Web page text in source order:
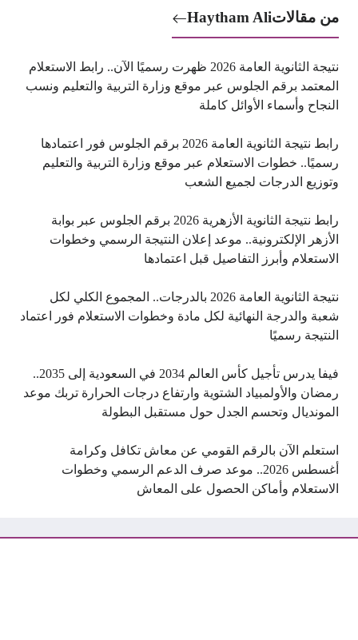
من مقالاتHaytham Ali
نتيجة الثانوية العامة 2026 ظهرت رسميًا الآن.. رابط الاستعلام
المعتمد برقم الجلوس عبر موقع وزارة التربية والتعليم ونسب
النجاح وأسماء الأوائل كاملة
رابط نتيجة الثانوية العامة 2026 برقم الجلوس فور اعتمادها
رسميًا.. خطوات الاستعلام عبر موقع وزارة التربية والتعليم
وتوزيع الدرجات لجميع الشعب
رابط نتيجة الثانوية الأزهرية 2026 برقم الجلوس عبر بوابة
الأزهر الإلكترونية.. موعد إعلان النتيجة الرسمي وخطوات
الاستعلام وأبرز التفاصيل قبل اعتمادها
نتيجة الثانوية العامة 2026 بالدرجات.. المجموع الكلي لكل
شعبة والدرجة النهائية لكل مادة وخطوات الاستعلام فور اعتماد
النتيجة رسميًا
فيفا يدرس تأجيل كأس العالم 2034 في السعودية إلى 2035..
رمضان والأولمبياد الشتوية وارتفاع درجات الحرارة تربك موعد
المونديال وتحسم الجدل حول مستقبل البطولة
استعلم الآن بالرقم القومي عن معاش تكافل وكرامة
أغسطس 2026.. موعد صرف الدعم الرسمي وخطوات
الاستعلام وأماكن الحصول على المعاش